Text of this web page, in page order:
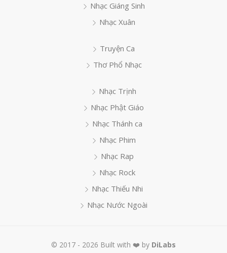
Nhạc Giáng Sinh
Nhạc Xuân
Truyện Ca
Thơ Phổ Nhạc
Nhạc Trịnh
Nhạc Phật Giáo
Nhạc Thánh ca
Nhạc Phim
Nhạc Rap
Nhạc Rock
Nhạc Thiếu Nhi
Nhạc Nước Ngoài
© 2017 - 2026 Built with ❤️ by DiLabs